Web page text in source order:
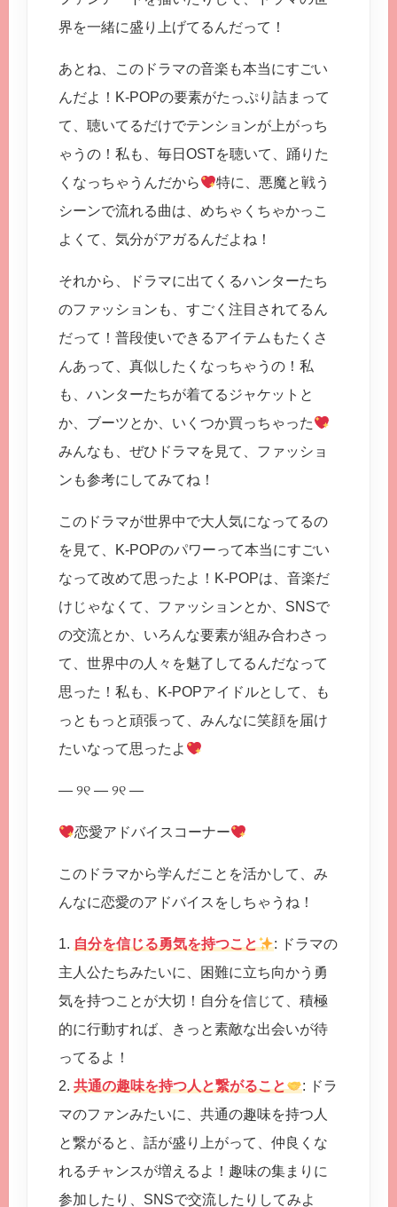
界を一緒に盛り上げてるんだって！
あとね、このドラマの音楽も本当にすごい
んだよ！K-POPの要素がたっぷり詰まって
て、聴いてるだけでテンションが上がっち
ゃうの！私も、毎日OSTを聴いて、踊りた
くなっちゃうんだから
特に、悪魔と戦う
シーンで流れる曲は、めちゃくちゃかっこ
よくて、気分がアガるんだよね！
それから、ドラマに出てくるハンターたち
のファッションも、すごく注目されてるん
だって！普段使いできるアイテムもたくさ
んあって、真似したくなっちゃうの！私
も、ハンターたちが着てるジャケットと
か、ブーツとか、いくつか買っちゃった
みんなも、ぜひドラマを見て、ファッショ
ンも参考にしてみてね！
このドラマが世界中で大人気になってるの
を見て、K-POPのパワーって本当にすごい
なって改めて思ったよ！K-POPは、音楽だ
けじゃなくて、ファッションとか、SNSで
の交流とか、いろんな要素が組み合わさっ
て、世界中の人々を魅了してるんだなって
思った！私も、K-POPアイドルとして、も
っともっと頑張って、みんなに笑顔を届け
たいなって思ったよ
— ୨୧ — ୨୧ —
恋愛アドバイスコーナー
このドラマから学んだことを活かして、み
んなに恋愛のアドバイスをしちゃうね！
1. 自分を信じる勇気を持つこと
: ドラマの
主人公たちみたいに、困難に立ち向かう勇
気を持つことが大切！自分を信じて、積極
的に行動すれば、きっと素敵な出会いが待
ってるよ！
2. 共通の趣味を持つ人と繋がること
: ドラ
マのファンみたいに、共通の趣味を持つ人
と繋がると、話が盛り上がって、仲良くな
れるチャンスが増えるよ！趣味の集まりに
参加したり、SNSで交流したりしてみよ